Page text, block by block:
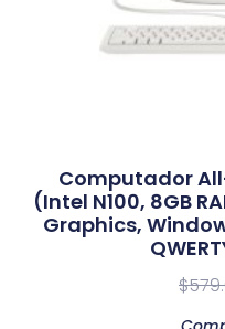
Computador
(Intel N100, 8GB
Graphics,
$